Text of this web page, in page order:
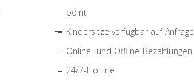
point
Kindersitze verfügbar auf Anfrage
Online- und Offline-Bezahlungen
24/7-Hotline